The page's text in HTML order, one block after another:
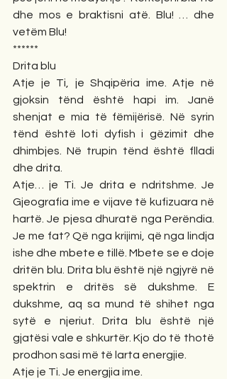
dhe mos e braktisni atë. Blu! … dhe
vetëm Blu!
******
Drita blu
Atje je Ti, je Shqipëria ime. Atje në
gjoksin tënd është hapi im. Janë
shenjat e mia të fëmijërisë. Në syrin
tënd është loti dyfish i gëzimit dhe
dhimbjes. Në trupin tënd është flladi
dhe drita.
Atje… je Ti. Je drita e ndritshme. Je
Gjeografia ime e vijave të kufizuara në
hartë. Je pjesa dhuratë nga Perëndia.
Je me fat? Që nga krijimi, që nga lindja
ishe dhe mbete e tillë. Mbete se e doje
dritën blu. Drita blu është një ngjyrë në
spektrin e dritës së dukshme. E
dukshme, aq sa mund të shihet nga
sytë e njeriut. Drita blu është një
gjatësi vale e shkurtër. Kjo do të thotë
prodhon sasi më të larta energjie.
Atje je Ti. Je energjia ime.